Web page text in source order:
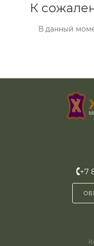
К
В данный
+7